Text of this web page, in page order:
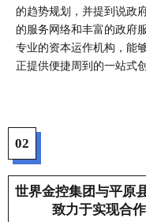
的趋势规划，并提到说政
的服务网络和丰富的政府
专业的资本运作机构，能
正提供便捷周到的一站式
02
世界金控集团与平原
致力于实现合